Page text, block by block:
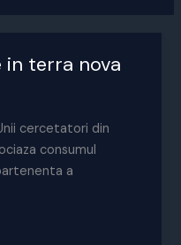
in terra nova
cercetatori din
consumul
a